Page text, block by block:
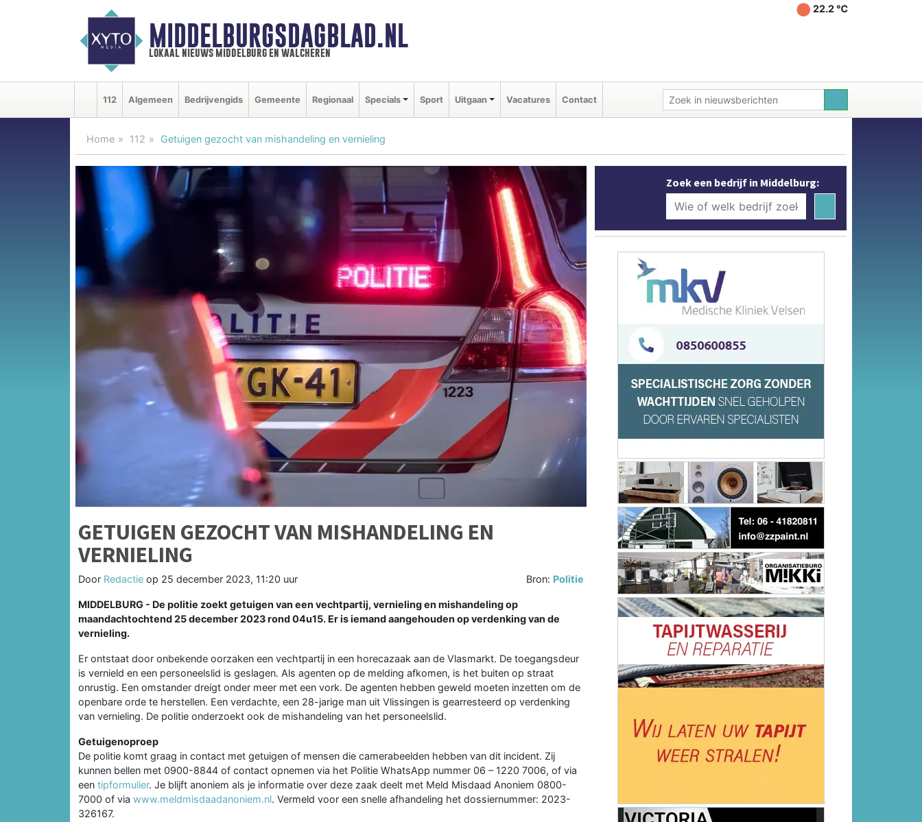
MIDDELBURGSDAGBLAD.NL
lokaal nieuws middelburg en walcheren
22.2 ℃
112 Algemeen Bedrijvengids Gemeente Regionaal Specials Sport Uitgaan Vacatures Contact
Home 112 Getuigen gezocht van mishandeling en vernieling
GETUIGEN GEZOCHT VAN MISHANDELING EN
VERNIELING
Door Redactie op 25 december 2023, 11:20 uur Bron: Politie
MIDDELBURG - De politie zoekt getuigen van een vechtpartij, vernieling en mishandeling op
maandachtochtend 25 december 2023 rond 04u15. Er is iemand aangehouden op verdenking van de
vernieling.
Er ontstaat door onbekende oorzaken een vechtpartij in een horecazaak aan de Vlasmarkt. De toegangsdeur
is vernield en een personeelslid is geslagen. Als agenten op de melding afkomen, is het buiten op straat
onrustig. Een omstander dreigt onder meer met een vork. De agenten hebben geweld moeten inzetten om de
openbare orde te herstellen. Een verdachte, een 28-jarige man uit Vlissingen is gearresteerd op verdenking
van vernieling. De politie onderzoekt ook de mishandeling van het personeelslid.
Getuigenoproep
De politie komt graag in contact met getuigen of mensen die camerabeelden hebben van dit incident. Zij
kunnen bellen met 0900-8844 of contact opnemen via het Politie WhatsApp nummer 06 – 1220 7006, of via
een tipformulier. Je blijft anoniem als je informatie over deze zaak deelt met Meld Misdaad Anoniem 0800-
7000 of via www.meldmisdaadanoniem.nl. Vermeld voor een snelle afhandeling het dossiernummer: 2023-
326167.
Zoek een bedrijf in Middelburg: